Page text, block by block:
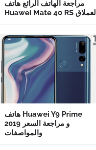
مراجعة الهاتف الرائع هاتف
Huawei Mate 40 RS العملاق
هاتف Huawei Y9 Prime
2019 و مراجعة السعر
والمواصفات